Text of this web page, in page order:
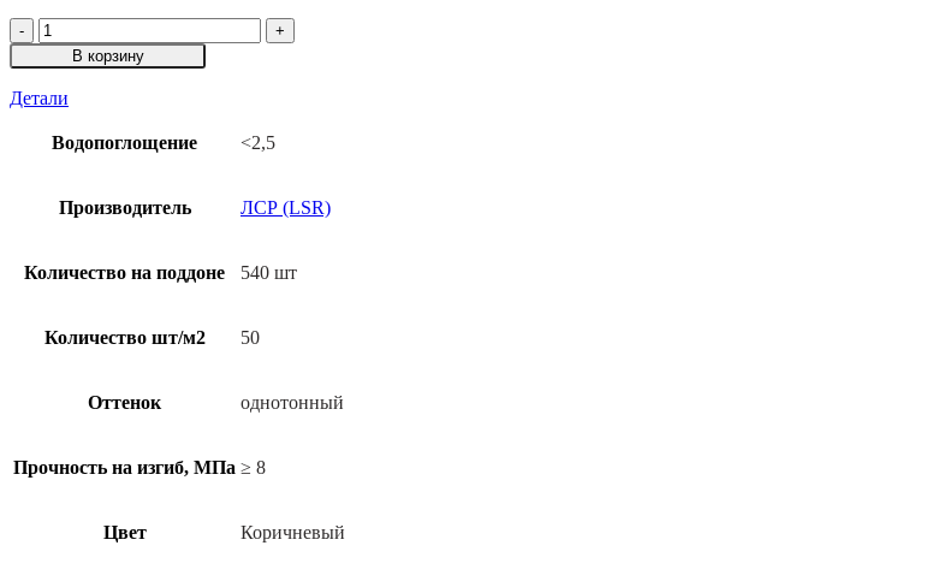
Количество
товара
Клинкерная
брусчатка
ЛСР
Мюнхен
коричневый,
мм
В корзину
Детали
Водопоглощение <2,5
Производитель ЛСР (LSR)
Количество на поддоне 540 шт
Количество шт/м2 50
Оттенок однотонный
Прочность на изгиб, МПа ≥ 8
Цвет Коричневый